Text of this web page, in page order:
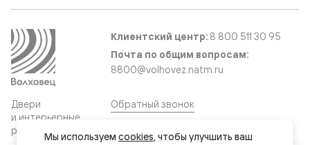
Двери
и интерьерные
решения
Клиентский центр: 8 800 511 30 95
Почта по общим вопросам:
8800@volhovez.natm.ru
Обратный звонок
Мы используем cookies, чтобы улучшить ваш